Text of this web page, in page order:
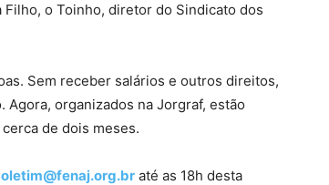
o Toinho, diretor do Sindicato dos
Sem receber salários e outros direitos,
organizados na Jorgraf, estão
de dois meses.
até as 18h desta